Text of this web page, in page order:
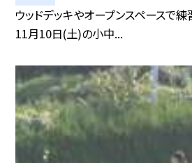
ウッドデッキやオープンスペースで
11月10日(土)の小中...